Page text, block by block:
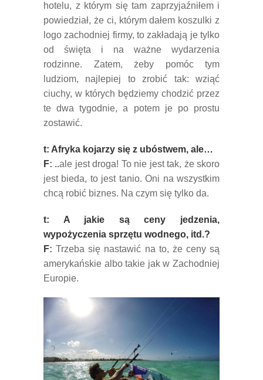
hotelu, z którym się tam zaprzyjaźniłem i
powiedział, że ci, którym dałem koszulki z
logo zachodniej firmy, to zakładają je tylko
od święta i na ważne wydarzenia
rodzinne. Zatem, żeby pomóc tym
ludziom, najlepiej to zrobić tak: wziąć
ciuchy, w których będziemy chodzić przez
te dwa tygodnie, a potem je po prostu
zostawić.
t: Afryka kojarzy się z ubóstwem, ale…
F: ..ale jest droga! To nie jest tak, że skoro
jest bieda, to jest tanio. Oni na wszystkim
chcą robić biznes. Na czym się tylko da.
t: A jakie są ceny jedzenia,
wypożyczenia sprzętu wodnego, itd.?
F: Trzeba się nastawić na to, że ceny są
amerykańskie albo takie jak w Zachodniej
Europie.